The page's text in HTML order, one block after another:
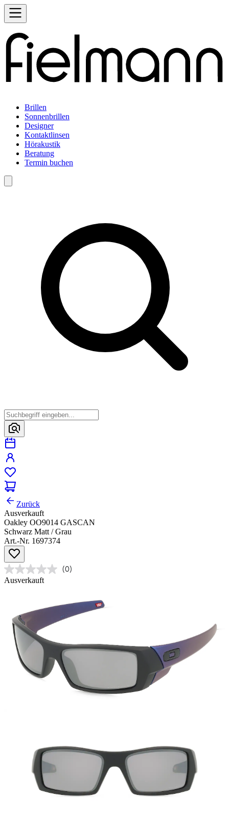
Brillen
Sonnenbrillen
Designer
Kontaktlinsen
Hörakustik
Beratung
Termin buchen
Zurück
Ausverkauft
Oakley OO9014 GASCAN
Schwarz Matt / Grau
Art.-Nr. 1697374
(0)
Ausverkauft